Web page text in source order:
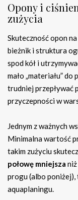
Opony i
zużycia
Skuteczność opon
bieżnik i struktura
spod kół i
mało „materiału”
trudniej przepływać
przyczepności w
Jednym z ważnych
Minimalna wartość
takim zużyciu
połowę mniejsza
progu (albo poniżej),
aquaplaningu.